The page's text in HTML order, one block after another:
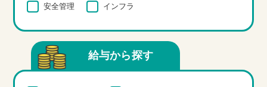
安全管理 インフラ
給与から探す